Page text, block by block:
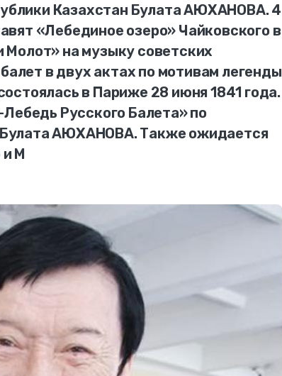
Казахстан Булата АЮХАНОВА. 4
«Лебединое озеро» Чайковского в
Молот» на музыку советских
в двух актах по мотивам легенды
в Париже 28 июня 1841 года.
Русского Балета» по
Булата АЮХАНОВА. Также ожидается
и М